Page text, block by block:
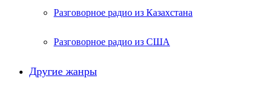
Разговорное радио из Казахстана
Разговорное радио из США
Другие жанры